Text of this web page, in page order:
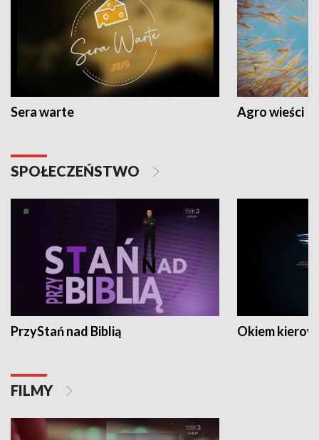
Sera warte Agro wieści
SPOŁECZEŃSTWO
PrzyStań nad Biblią Okiem
FILMY